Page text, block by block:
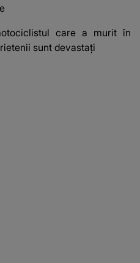
care a murit în
sunt devastați